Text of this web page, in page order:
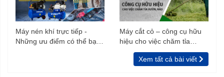
Máy nén khí trực tiếp -
Những ưu điểm có thể bạn
Máy cắt cỏ – công cụ hữu
hiệu cho việc chăm tỉa
vườn, rào
Xem tất cả bài viết